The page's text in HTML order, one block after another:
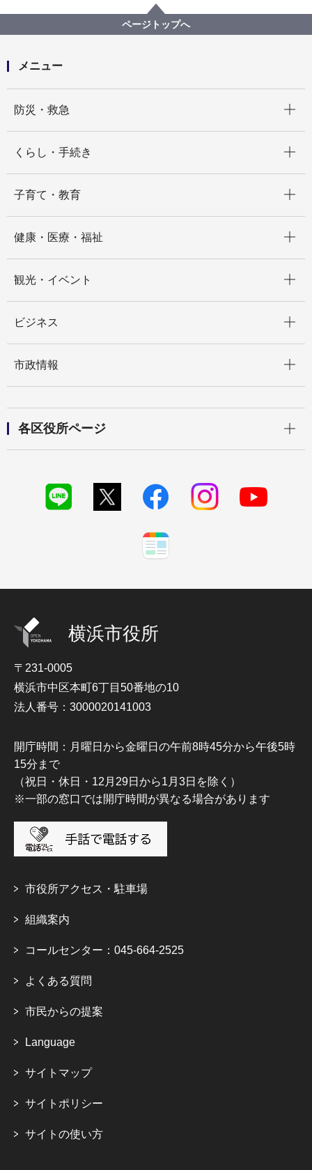
コンビニエンスストアでの証明書交付サービスの再開
について
ページトップへ
メニュー
防災・救急
くらし・手続き
子育て・教育
健康・医療・福祉
観光・イベント
ビジネス
市政情報
各区役所ページ
横浜市役所
〒231-0005
横浜市中区本町6丁目50番地の10
法人番号：3000020141003
開庁時間：月曜日から金曜日の午前8時45分から午後5時
15分まで
（祝日・休日・12月29日から1月3日を除く）
※一部の窓口では開庁時間が異なる場合があります
市役所アクセス・駐車場
組織案内
コールセンター：045-664-2525
よくある質問
市民からの提案
Language
サイトマップ
サイトポリシー
サイトの使い方